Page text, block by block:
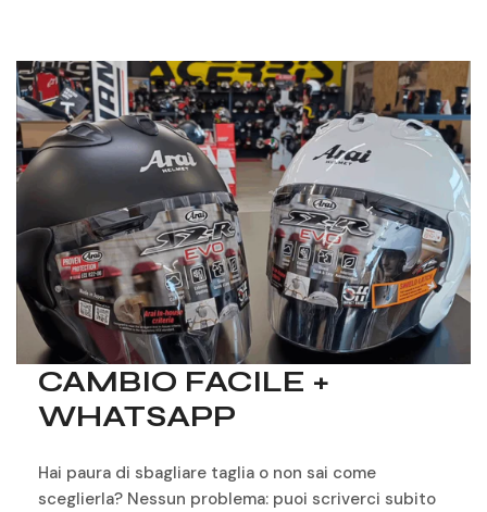
CAMBIO FACILE +
WHATSAPP
Hai paura di sbagliare taglia o non sai come
sceglierla? Nessun problema: puoi scriverci subito